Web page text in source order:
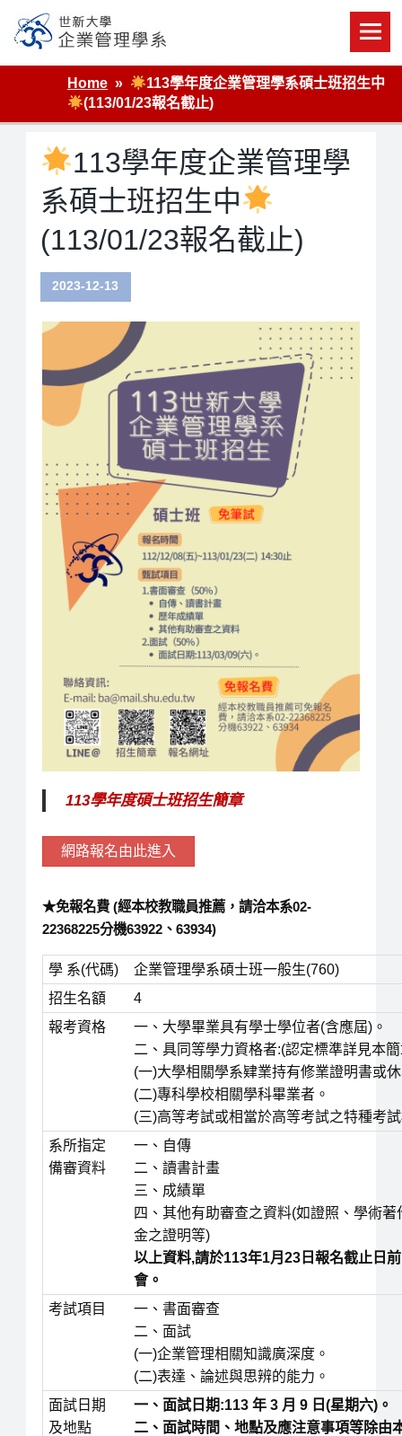
content
世新大學企業管理學系
Home
113學年度企業管理學系碩士班招生中
(113/01/23報名截止)
113學年度企業管理學
系碩士班招生中
(113/01/23報名截止)
2023-12-13
113學年度碩士班招生簡章
網路報名由此進入
★免報名費 (經本校教職員推薦，請洽本系02-
22368225分機63922、63934)
學 系(代碼)
企業管理學系碩士班一般生(760)
招生名額
4
報考資格
一、大學畢業具有學士學位者(含應屆)。
二、具同等學力資格者:(認定標準詳見本
(一)大學相關學系肄業持有修業證明書或
(二)專科學校相關學科畢業者。
(三)高等考試或相當於高等考試之特種考
系所指定
備審資料
一、自傳
二、讀書計畫
三、成績單
四、其他有助審查之資料(如證照、學術
金之證明等)
以上資料,請於113年1月23日報名截止日
會。
考試項目
一、書面審查
二、面試
(一)企業管理相關知識廣深度。
(二)表達、論述與思辨的能力。
面試日期
及地點
一、面試日期:113 年 3 月 9 日(星期六)。
二、面試時間、地點及應注意事項等除由